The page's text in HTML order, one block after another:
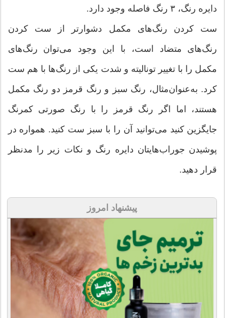
دایره رنگ، ۳ رنگ فاصله وجود دارد.
ست کردن رنگ‌های مکمل دشوارتر از ست کردن
رنگ‌های متضاد است، با این وجود می‌توان رنگ‌های
مکمل را با تغییر تونالیته و شدت یکی از رنگ‌ها با هم ست
کرد. به‌عنوان‌مثال، رنگ سبز و رنگ قرمز دو رنگ مکمل
هستند، اما اگر رنگ قرمز را با رنگ صورتی کمرنگ
جایگزین کنید می‌توانید آن را با سبز ست کنید. همواره در
پوشیدن جوراب‌هایتان دایره رنگ و نکات زیر را مدنظر
قرار دهید.
پیشنهاد امروز